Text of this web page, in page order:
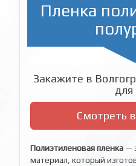
Пленка
Закажите в
для
Смотреть
Полиэтиленовая пленка —
материал, который